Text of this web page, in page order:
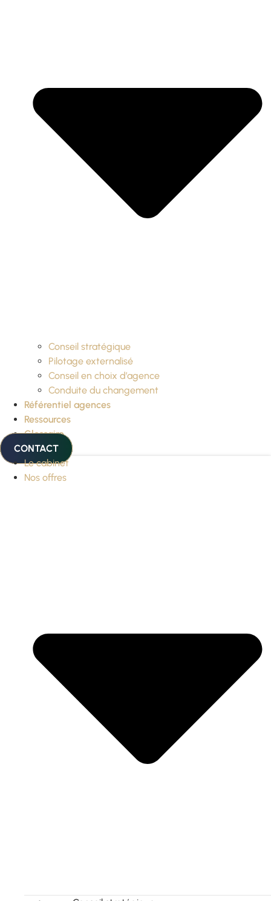
Conseil stratégique
Pilotage externalisé
Conseil en choix d’agence
Conduite du changement
Référentiel agences
Ressources
Glossaire
CONTACT
Le cabinet
Nos offres